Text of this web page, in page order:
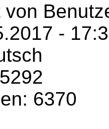
von
-
6370